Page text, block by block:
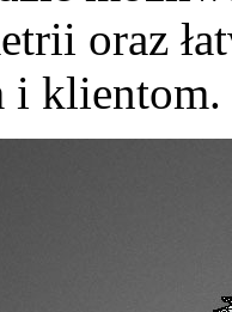
oraz
i klientom.